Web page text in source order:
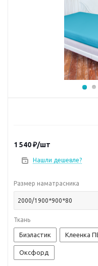
1 540₽/шт
Нашли дешевле?
Размер наматрасника
2000/1900*900*80
Ткань
Биэластик Клеенка
Оксфорд